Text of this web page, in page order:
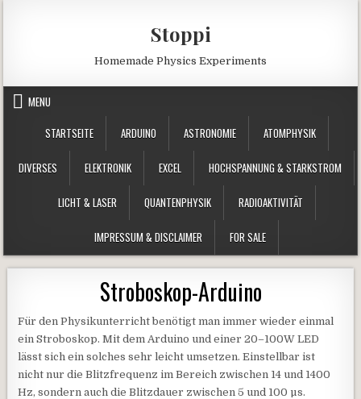
Stoppi
Homemade Physics Experiments
MENU
STARTSEITE
ARDUINO ASTRONOMIE ATOMPHYSIK
DIVERSES ELEKTRONIK EXCEL HOCHSPANNUNG & STARKSTROM
LICHT & LASER QUANTENPHYSIK RADIOAKTIVITÄT
IMPRESSUM & DISCLAIMER FOR SALE
Stroboskop-Arduino
Für den Physikunterricht benötigt man immer wieder einmal
ein Stroboskop. Mit dem Arduino und einer 20–100W LED
lässt sich ein solches sehr leicht umsetzen. Einstellbar ist
nicht nur die Blitzfrequenz im Bereich zwischen 14 und 1400
Hz, sondern auch die Blitzdauer zwischen 5 und 100 µs.